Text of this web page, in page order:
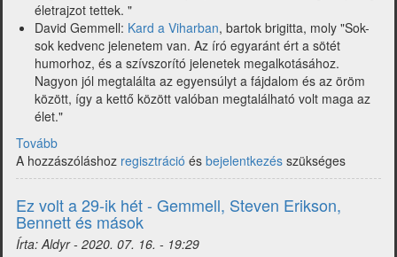
életrajzot tettek. "
David Gemmell: Kard a Viharban, bartok brigitta, moly "Sok-
sok kedvenc jelenetem van. Az író egyaránt ért a sötét
humorhoz, és a szívszorító jelenetek megalkotásához.
Nagyon jól megtalálta az egyensúlyt a fájdalom és az öröm
között, így a kettő között valóban megtalálható volt maga az
élet."
Tovább
a
30-
ik
hét,
nyárközép
-
A hozzászóláshoz regisztráció és bejelentkezés szükséges
Ez volt a 29-ik hét - Gemmell, Steven Erikson,
Bennett és mások
Írta:Aldyr- 2020. 07. 16. - 19:29